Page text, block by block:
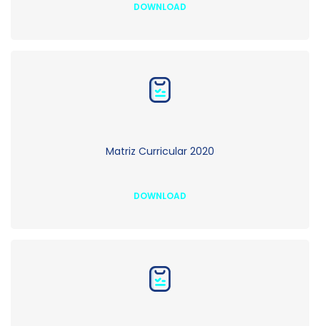
DOWNLOAD
Matriz Curricular 2020
DOWNLOAD